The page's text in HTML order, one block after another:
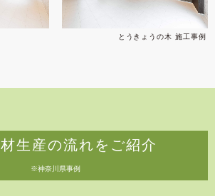
とうきょうの木 施工事例
生産の流れをご紹介
※神奈川県事例